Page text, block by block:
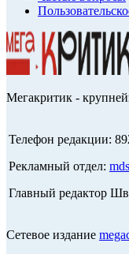
Мегакритик -
Телефон редакции:
Рекламный отдел:
Главный редактор
Сетевое издание